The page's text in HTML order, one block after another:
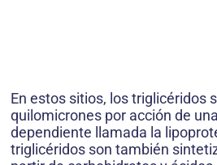
En estos sitios, los triglicéridos
quilomicrones por acción de
dependiente llamada la
triglicéridos son también